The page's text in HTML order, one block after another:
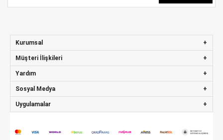
Kurumsal
Müşteri İlişkileri
Yardım
Sosyal Medya
Uygulamalar